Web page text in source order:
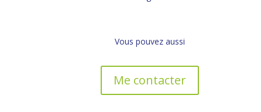
Vous pouvez aussi
Me contacter